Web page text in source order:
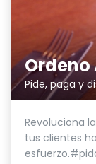
Ordeno
Pide, paga y
Revoluciona
tus clientes